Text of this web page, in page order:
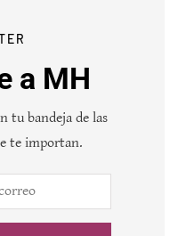
a MH
tu bandeja de las
te importan.